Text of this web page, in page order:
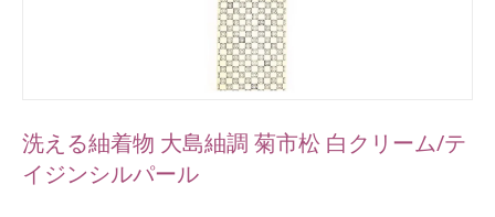
洗える紬着物 大島紬調 菊市松 白クリーム/テ
イジンシルパール